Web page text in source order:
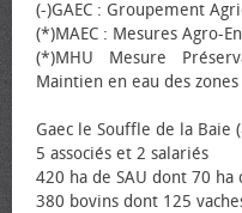
(-)GAEC : Groupement
(*)MAEC : Mesures Agro-
(*)MHU Mesure
Maintien en eau des
Gaec le Souffle de la Baie
5 associés et 2 salariés
420 ha de SAU dont 70
380 bovins dont 125